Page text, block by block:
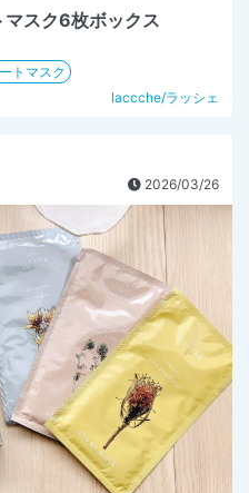
スク6枚ボックス
トマスク
laccche/ラッシェ
2026/03/26